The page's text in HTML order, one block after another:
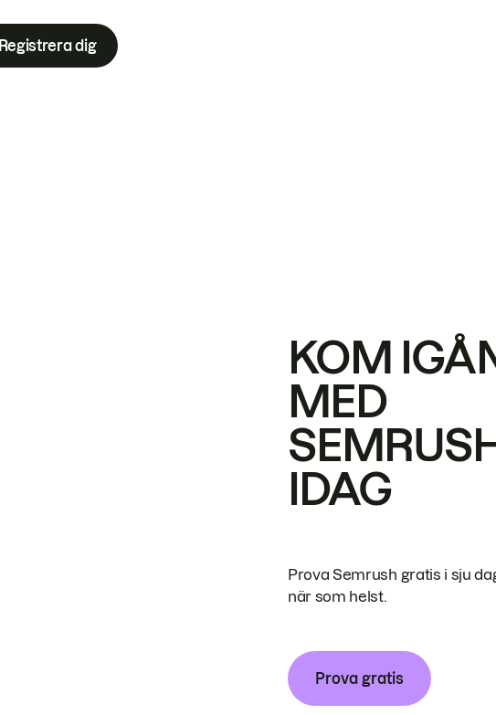
Registrera dig
KOM
MED
IDAG
Prova Semrush gratis i sju
när som helst.
Prova gratis